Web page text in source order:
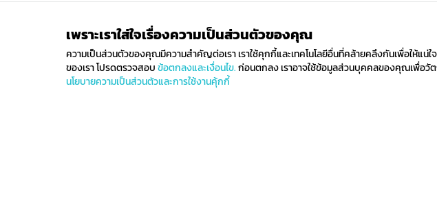
เพราะเราใส่ใจเรื่องความเป็นส่วนตัวของคุณ
ความเป็นส่วนตัวของคุณมีความสำคัญต่อเรา เราใช้คุกกี้และเทคโนโลยีอื่นที่คล้ายคลึงกันเพื่อให้แ
ของเรา โปรดตรวจสอบข้อตกลงและเงื่อนไข.ก่อนตกลง เราอาจใช้ข้อมูลส่วนบุคคลของคุณเพื่อวัต
นโยบายความเป็นส่วนตัวและการใช้งานคุ้กกี้